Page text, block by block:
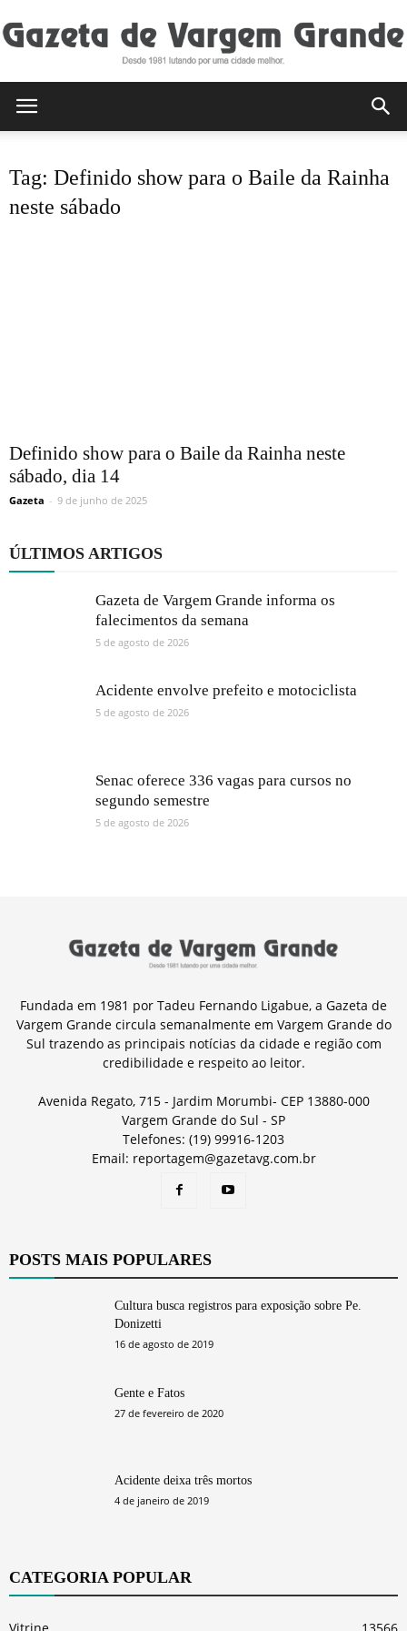
Tag: Definido show para o Baile da Rainha
neste sábado
Definido show para o Baile da Rainha neste
sábado, dia 14
Gazeta - 9 de junho de 2025
ÚLTIMOS ARTIGOS
Gazeta de Vargem Grande informa os
falecimentos da semana
5 de agosto de 2026
Acidente envolve prefeito e motociclista
5 de agosto de 2026
Senac oferece 336 vagas para cursos no
segundo semestre
5 de agosto de 2026
Fundada em 1981 por Tadeu Fernando Ligabue, a Gazeta de
Vargem Grande circula semanalmente em Vargem Grande do
Sul trazendo as principais notícias da cidade e região com
credibilidade e respeito ao leitor.
Avenida Regato, 715 - Jardim Morumbi- CEP 13880-000
Vargem Grande do Sul - SP
Telefones: (19) 99916-1203
Email: reportagem@gazetavg.com.br
POSTS MAIS POPULARES
Cultura busca registros para exposição sobre Pe.
Donizetti
16 de agosto de 2019
Gente e Fatos
27 de fevereiro de 2020
Acidente deixa três mortos
4 de janeiro de 2019
CATEGORIA POPULAR
Vitrine 13566